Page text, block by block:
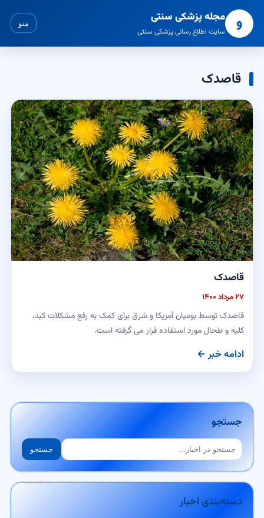
و مجله پزشکی سنتی
سایت اطلاع رسانی پزشکی سنتی
منو
قاصدک
قاصدک
۲۷ مرداد ۱۴۰۰
قاصدک توسط بومیان آمریکا و شرق برای کمک به رفع مشکلات کبد،
کلیه و طحال مورد استفاده قرار می گرفته است.
ادامه خبر ←
جستجو
جستجو جستجو
دسته‌بندی اخبار